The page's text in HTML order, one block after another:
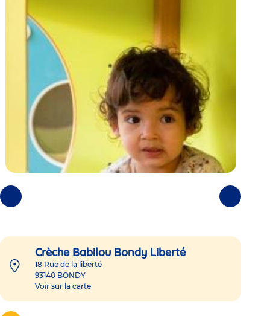
Liberté
Photos
précédentes
Photos
suivantes
Crèche Babilou Bondy Liberté
18 Rue de la liberté
93140 BONDY
Voir sur la carte